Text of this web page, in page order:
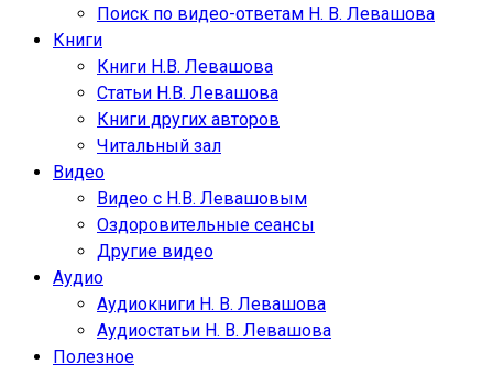
Поиск по видео-ответам Н. В. Левашова
Книги
Книги Н.В. Левашова
Статьи Н.В. Левашова
Книги других авторов
Читальный зал
Видео
Видео с Н.В. Левашовым
Оздоровительные сеансы
Другие видео
Аудио
Аудиокниги Н. В. Левашова
Аудиостатьи Н. В. Левашова
Полезное